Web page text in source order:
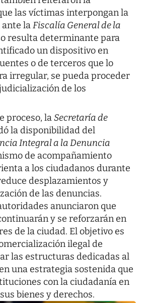
las víctimas interpongan la
laFiscalía General de la
resulta determinante para
un dispositivo en
o de terceros que lo
irregular, se pueda proceder
de los
proceso, laSecretaría de
la disponibilidad del
Integral a la Denuncia
de acompañamiento
a los ciudadanos durante
desplazamientos y
de las denuncias.
anunciaron que
y se reforzarán en
de la ciudad. El objetivo es
ilegal de
las estructuras dedicadas al
una estrategia sostenida que
con la ciudadanía en
bienes y derechos.